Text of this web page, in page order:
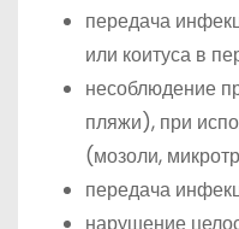
передача
или коитуса в
несоблюдение
пляжи), при
(мозоли,
передача
нарушение